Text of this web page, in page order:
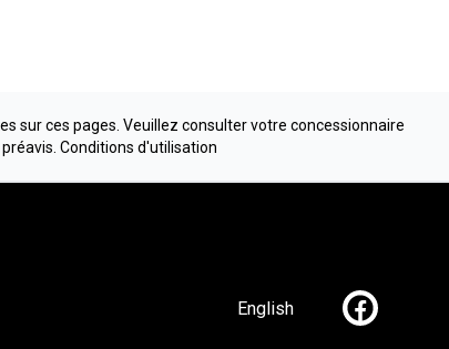
sur ces pages. Veuillez consulter votre concessionnaire
Conditions d'utilisation
English Lien vers